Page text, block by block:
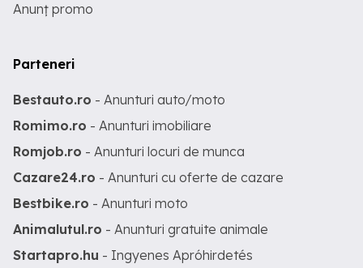
Anunț promo
Parteneri
Bestauto.ro - Anunturi auto/moto
Romimo.ro - Anunturi imobiliare
Romjob.ro - Anunturi locuri de munca
Cazare24.ro - Anunturi cu oferte de cazare
Bestbike.ro - Anunturi moto
Animalutul.ro - Anunturi gratuite animale
Startapro.hu - Ingyenes Apróhirdetés